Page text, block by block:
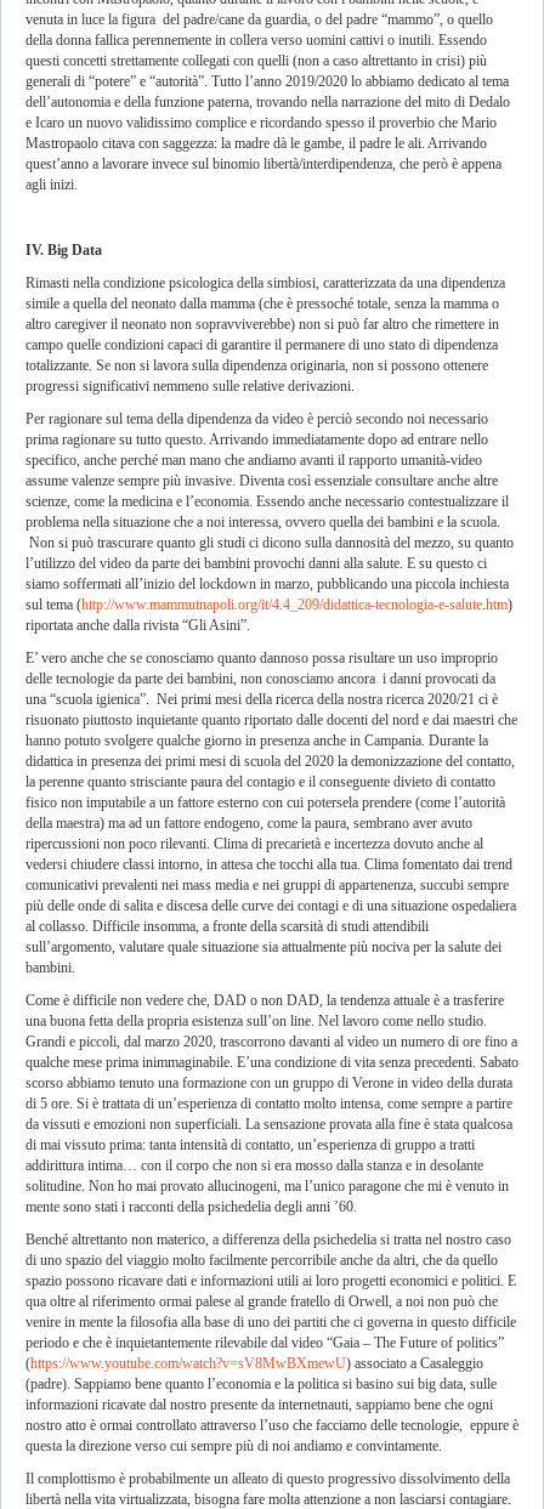
venuta in luce la figura del padre/cane da guardia, o del padre “mammo”, o quello
della donna fallica perennemente in collera verso uomini cattivi o inutili. Essendo
questi concetti strettamente collegati con quelli (non a caso altrettanto in crisi) più
generali di “potere” e “autorità”. Tutto l’anno 2019/2020 lo abbiamo dedicato al tema
dell’autonomia e della funzione paterna, trovando nella narrazione del mito di Dedalo
e Icaro un nuovo validissimo complice e ricordando spesso il proverbio che Mario
Mastropaolo citava con saggezza: la madre dà le gambe, il padre le ali. Arrivando
quest’anno a lavorare invece sul binomio libertà/interdipendenza, che però è appena
agli inizi.
IV. Big Data
Rimasti nella condizione psicologica della simbiosi, caratterizzata da una dipendenza
simile a quella del neonato dalla mamma (che è pressoché totale, senza la mamma o
altro caregiver il neonato non sopravviverebbe) non si può far altro che rimettere in
campo quelle condizioni capaci di garantire il permanere di uno stato di dipendenza
totalizzante. Se non si lavora sulla dipendenza originaria, non si possono ottenere
progressi significativi nemmeno sulle relative derivazioni.
Per ragionare sul tema della dipendenza da video è perciò secondo noi necessario
prima ragionare su tutto questo. Arrivando immediatamente dopo ad entrare nello
specifico, anche perché man mano che andiamo avanti il rapporto umanità-video
assume valenze sempre più invasive. Diventa così essenziale consultare anche altre
scienze, come la medicina e l’economia. Essendo anche necessario contestualizzare il
problema nella situazione che a noi interessa, ovvero quella dei bambini e la scuola.
Non si può trascurare quanto gli studi ci dicono sulla dannosità del mezzo, su quanto
l’utilizzo del video da parte dei bambini provochi danni alla salute. E su questo ci
siamo soffermati all’inizio del lockdown in marzo, pubblicando una piccola inchiesta
sul tema (http://www.mammutnapoli.org/it/4.4_209/didattica-tecnologia-e-salute.htm)
riportata anche dalla rivista “Gli Asini”.
E’ vero anche che se conosciamo quanto dannoso possa risultare un uso improprio
delle tecnologie da parte dei bambini, non conosciamo ancora i danni provocati da
una “scuola igienica”. Nei primi mesi della ricerca della nostra ricerca 2020/21 ci è
risuonato piuttosto inquietante quanto riportato dalle docenti del nord e dai maestri che
hanno potuto svolgere qualche giorno in presenza anche in Campania. Durante la
didattica in presenza dei primi mesi di scuola del 2020 la demonizzazione del contatto,
la perenne quanto strisciante paura del contagio e il conseguente divieto di contatto
fisico non imputabile a un fattore esterno con cui potersela prendere (come l’autorità
della maestra) ma ad un fattore endogeno, come la paura, sembrano aver avuto
ripercussioni non poco rilevanti. Clima di precarietà e incertezza dovuto anche al
vedersi chiudere classi intorno, in attesa che tocchi alla tua. Clima fomentato dai trend
comunicativi prevalenti nei mass media e nei gruppi di appartenenza, succubi sempre
più delle onde di salita e discesa delle curve dei contagi e di una situazione ospedaliera
al collasso. Difficile insomma, a fronte della scarsità di studi attendibili
sull’argomento, valutare quale situazione sia attualmente più nociva per la salute dei
bambini.
Come è difficile non vedere che, DAD o non DAD, la tendenza attuale è a trasferire
una buona fetta della propria esistenza sull’on line. Nel lavoro come nello studio.
Grandi e piccoli, dal marzo 2020, trascorrono davanti al video un numero di ore fino a
qualche mese prima inimmaginabile. E’una condizione di vita senza precedenti. Sabato
scorso abbiamo tenuto una formazione con un gruppo di Verone in video della durata
di 5 ore. Si è trattata di un’esperienza di contatto molto intensa, come sempre a partire
da vissuti e emozioni non superficiali. La sensazione provata alla fine è stata qualcosa
di mai vissuto prima: tanta intensità di contatto, un’esperienza di gruppo a tratti
addirittura intima… con il corpo che non si era mosso dalla stanza e in desolante
solitudine. Non ho mai provato allucinogeni, ma l’unico paragone che mi è venuto in
mente sono stati i racconti della psichedelia degli anni ’60.
Benché altrettanto non materico, a differenza della psichedelia si tratta nel nostro caso
di uno spazio del viaggio molto facilmente percorribile anche da altri, che da quello
spazio possono ricavare dati e informazioni utili ai loro progetti economici e politici. E
qua oltre al riferimento ormai palese al grande fratello di Orwell, a noi non può che
venire in mente la filosofia alla base di uno dei partiti che ci governa in questo difficile
periodo e che è inquietantemente rilevabile dal video “Gaia – The Future of politics”
(https://www.youtube.com/watch?v=sV8MwBXmewU) associato a Casaleggio
(padre). Sappiamo bene quanto l’economia e la politica si basino sui big data, sulle
informazioni ricavate dal nostro presente da internetnauti, sappiamo bene che ogni
nostro atto è ormai controllato attraverso l’uso che facciamo delle tecnologie, eppure è
questa la direzione verso cui sempre più di noi andiamo e convintamente.
Il complottismo è probabilmente un alleato di questo progressivo dissolvimento della
libertà nella vita virtualizzata, bisogna fare molta attenzione a non lasciarsi contagiare.